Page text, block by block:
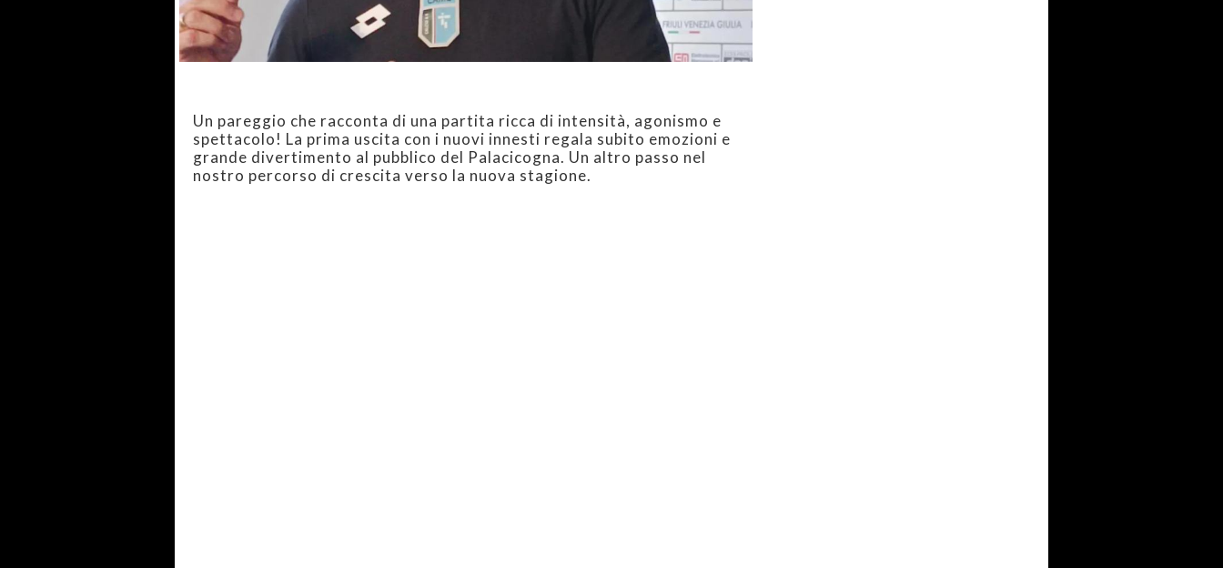
Un pareggio che racconta di una partita ricca di intensità, agonismo e
spettacolo! La prima uscita con i nuovi innesti regala subito emozioni e
grande divertimento al pubblico del Palacicogna. Un altro passo nel
nostro percorso di crescita verso la nuova stagione.